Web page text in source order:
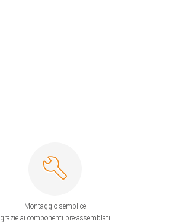
Montaggio semplice
grazie ai componenti pre-assemblati